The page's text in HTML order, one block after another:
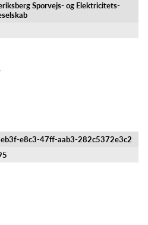
Sporvejs- og Elektricitets-
e8c3-47ff-aab3-282c5372e3c2